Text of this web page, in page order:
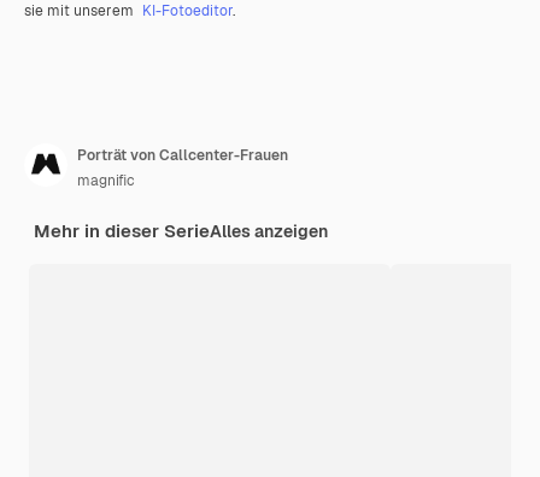
sie mit unserem KI-Fotoeditor.
Porträt von Callcenter-Frauen
magnific
Mehr in dieser SerieAlles anzeigen